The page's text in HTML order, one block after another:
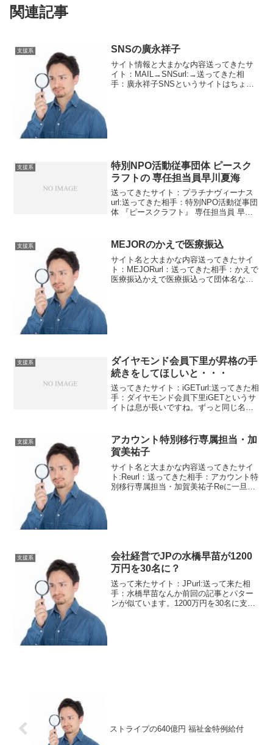
関連記事
支援系 SNSの廣永祥子
サイト情報と大まかな内容送ってきたサ
イト：MAIL→SNSurl:→送ってきた相
手：廣永祥子SNSというサイトはちょっ
支援系
特別NPO活動従事団体 ピースク
ラフトの 専任担当員早川夏海
送ってきたサイト：プラチナヴィーナス
url:送ってきた相手：特別NPO活動従事団
体 『ピースクラフト』 専任担当員 早川
いるNPO団体です。プラチナヴィーナス
支援系 MEJORのかえで医療振込
サイト名と大まかな内容送ってきたサイ
ト：MEJORurl：送ってきた相手：かえで
医療振込かえで医療振込って団体名なの
支援系
ダイヤモンド会員下里が昇格の手
続きをしてほしいと・・・
送ってきたサイト：iGETurl:送ってきた相
手：ダイヤモンド会員下里iGETというサ
イトは息が長いですね。ずっと同じ名前
すが・・・・・iGETではダイヤモンド会
員とい...
支援系
アカウント特別移行専属担当・加
賀美祐子
サイト名と大まかな内容送ってきたサイ
ト:Reurl：送ってきた相手：アカウント特
別移行専属担当・加賀美祐子Reに一旦戻
支援系
会社経営でJPの水橋早苗が1200
万円を30名に？
送って来たサイト：JPurl:送って来た相
手：水橋早苗なんか前回の記事とパター
ンが似ています。1200万円を30名に支援
ストライプの640億円 福祉金特例給付